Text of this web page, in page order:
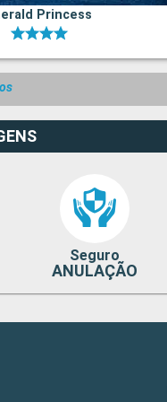
Princess
Seguro
ANULAÇÃO